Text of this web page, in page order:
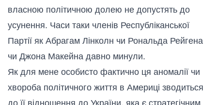
власною політичною долею не допустять до
усунення. Часи таки членів Республіканської
Партії як Абрагам Лінколн чи Рональда Рейгена
чи Джона Макейна давно минули.
Як для мене особисто фактично ця аномалії чи
хвороба політичного життя в Америці зводиться
до її відношення до України, яка є стратегічним